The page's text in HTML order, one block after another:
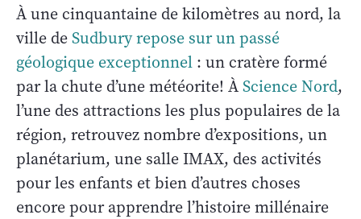
À une cinquantaine de kilomètres au nord, la
ville deSudbury repose sur un passé
géologique exceptionnel : un cratère formé
par la chute d’une météorite! ÀScience Nord,
l’une des attractions les plus populaires de la
région, retrouvez nombre d’expositions, un
planétarium, une salle IMAX, des activités
pour les enfants et bien d’autres choses
encore pour apprendre l’histoire millénaire